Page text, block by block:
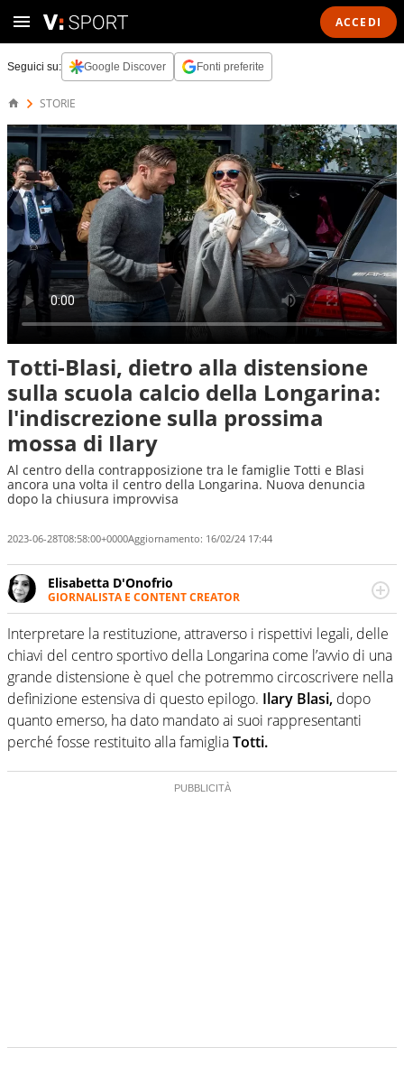
ACCEDI
Seguici su: Google Discover Fonti preferite
STORIE
Totti-Blasi, dietro alla distensione
sulla scuola calcio della Longarina:
l'indiscrezione sulla prossima
mossa di Ilary
Al centro della contrapposizione tra le famiglie Totti e Blasi
ancora una volta il centro della Longarina. Nuova denuncia
dopo la chiusura improvvisa
2023-06-28T08:58:00+0000Aggiornamento: 16/02/24 17:44
Elisabetta D'Onofrio
GIORNALISTA E CONTENT CREATOR
Giornalista professionista dal 2007, scrive per curiosità
personale e necessità: soprattutto di calcio, di sport e dei
suoi protagonisti, concedendosi innocenti evasioni
nell'ambito della creazione di format. Un tempo ala
destra, oggi si sente a suo agio nel ruolo di libero. Cura
una classifica riservata dei migliori 5 calciatori di sempre.
Interpretare la restituzione, attraverso i rispettivi legali, delle
chiavi del centro sportivo della Longarina come l’avvio di una
grande distensione è quel che potremmo circoscrivere nella
definizione estensiva di questo epilogo. Ilary Blasi, dopo
quanto emerso, ha dato mandato ai suoi rappresentanti
perché fosse restituito alla famigliaTotti.